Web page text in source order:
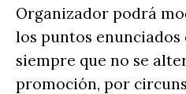
Organizador podrá
los puntos enunciados
siempre que no se
promoción, por